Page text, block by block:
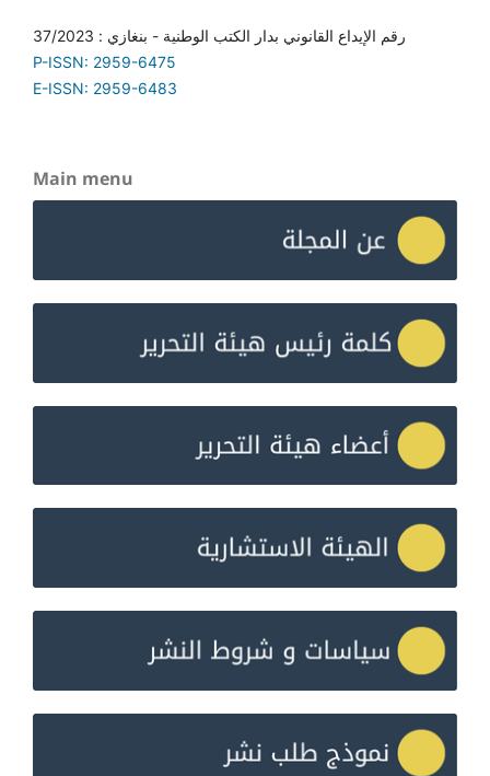
رقم الإيداع القانوني بدار الكتب الوطنية - بنغازي : 37/2023
P-ISSN: 2959-6475
E-ISSN: 2959-6483
Main menu